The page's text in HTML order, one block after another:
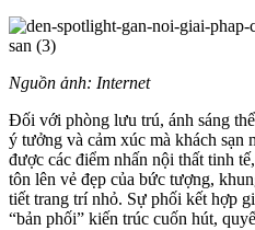
Nguồn ảnh: Internet
Đối với phòng lưu trú, ánh sáng
ý tưởng và cảm xúc mà khách sạn
được các điểm nhấn nội thất tinh tế,
tôn lên vẻ đẹp của bức tượng,
tiết trang trí nhỏ. Sự phối kết hợp
“bản phối” kiến trúc cuốn hút,